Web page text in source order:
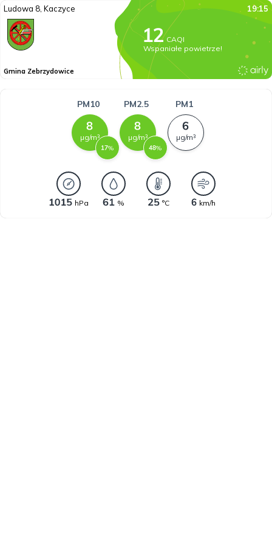
Ludowa 8, Kaczyce 19:15
CAQI
Wspaniałe powietrze!
Gmina Zebrzydowice
PM10
µg/m³
%
PM2.5
µg/m³
%
PM1
µg/m³
hPa % °C km/h